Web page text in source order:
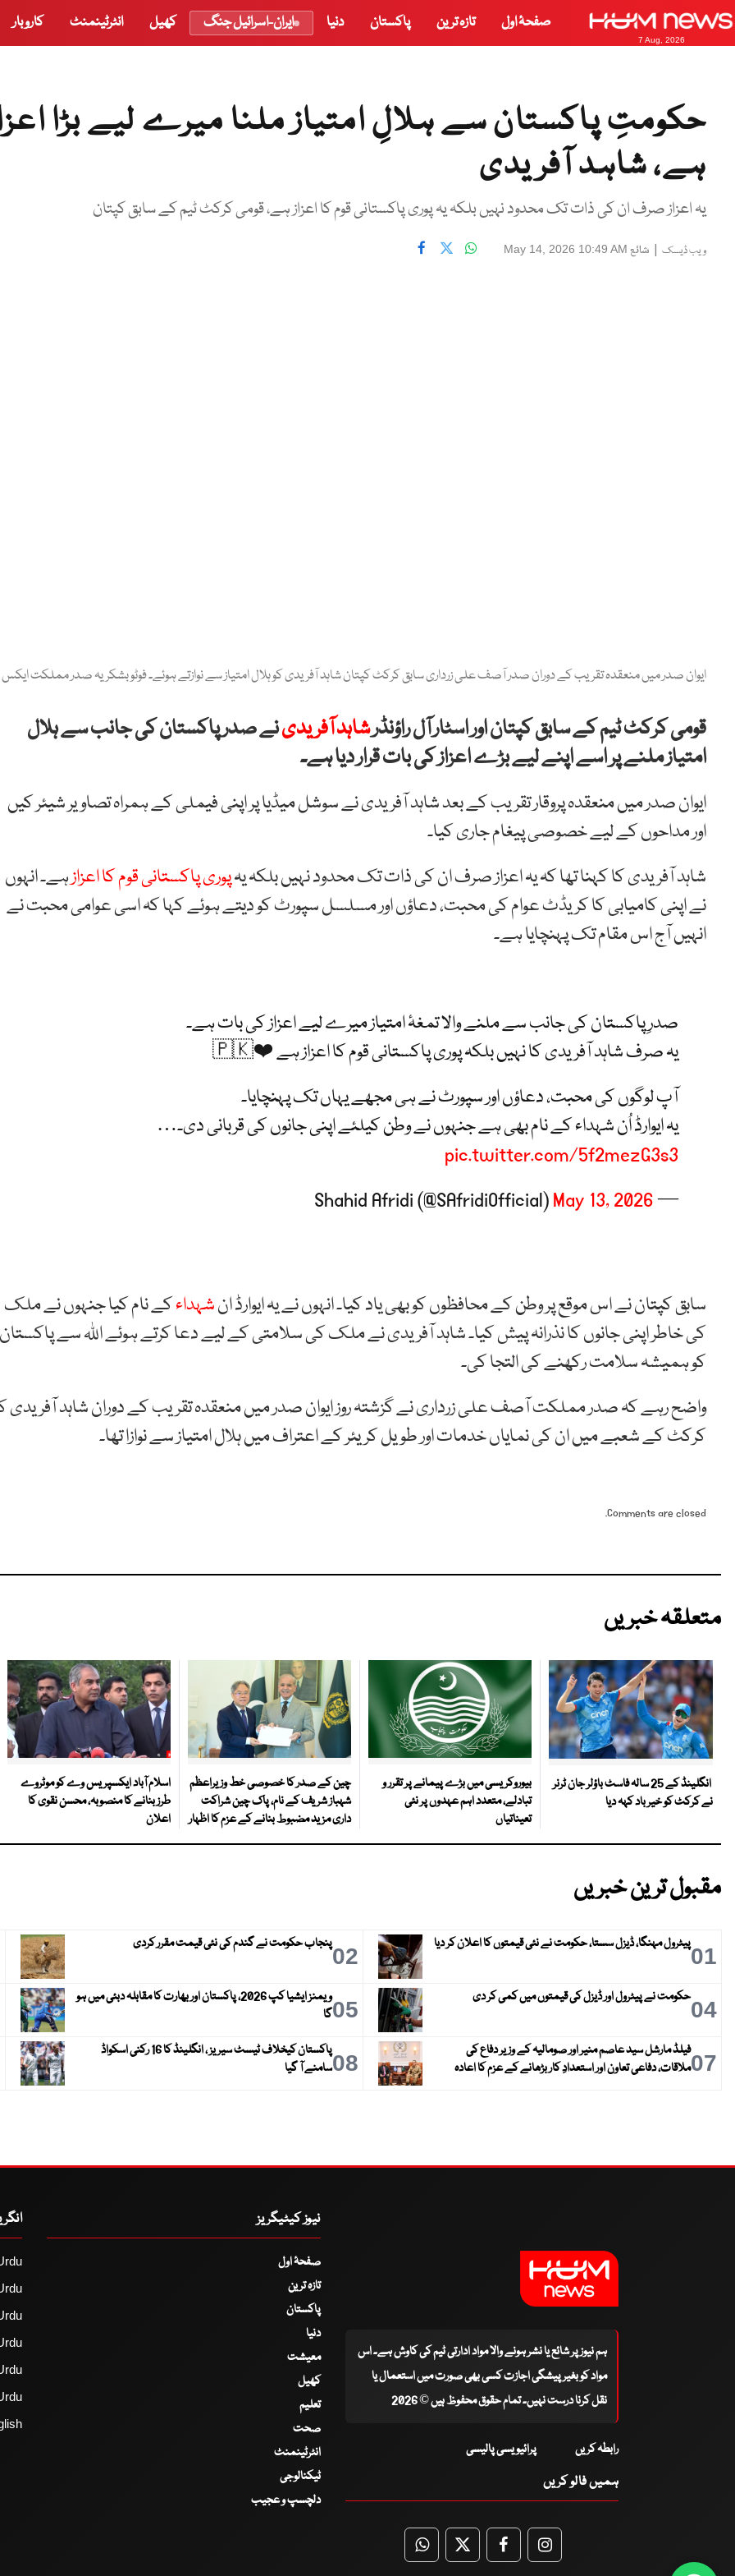
7 Aug, 2026
صفحۂ اول تازہ ترین پاکستان دنیا ایران-اسرائیل جنگ کھیل انٹرٹینمنٹ کاروبار
حکومتِ پاکستان سے ہلالِ امتیاز ملنا میرے لیے بڑا
ہے، شاہد آفریدی
یہ اعزاز صرف ان کی ذات تک محدود نہیں بلکہ یہ پوری پاکستانی قوم کا اعزاز ہے، قومی کرکٹ ٹیم کے سابق کپتان
ویب ڈیسک | شائع May 14, 2026 10:49 AM
ایوان صدر میں منعقدہ تقریب کے دوران صدر آصف علی زرداری سابق کرکٹ کپتان شاہد آفریدی کو ہلال امتیاز سے نوازتے ہوئے۔ فوٹو بشکریہ صدر مملکت ایکس
قومی کرکٹ ٹیم کے سابق کپتان اور اسٹار آل راؤنڈرشاہد آفریدینے صدر پاکستان کی جانب سے ہلال
امتیاز ملنے پر اسے اپنے لیے بڑے اعزاز کی بات قرار دیا ہے۔
ایوان صدر میں منعقدہ پروقار تقریب کے بعد شاہد آفریدی نے سوشل میڈیا پر اپنی فیملی کے ہمراہ تصاویر شیئر کیں
اور مداحوں کے لیے خصوصی پیغام جاری کیا۔
شاہد آفریدی کا کہنا تھا کہ یہ اعزاز صرف ان کی ذات تک محدود نہیں بلکہ یہپوری پاکستانی قوم کا اعزازہے۔ انہوں
نے اپنی کامیابی کا کریڈٹ عوام کی محبت، دعاؤں اور مسلسل سپورٹ کو دیتے ہوئے کہا کہ اسی عوامی محبت نے
انہیں آج اس مقام تک پہنچایا ہے۔
صدرِ پاکستان کی جانب سے ملنے والا تمغۂ امتیاز میرے لیے اعزاز کی بات ہے۔
یہ صرف شاہد آفریدی کا نہیں بلکہ پوری پاکستانی قوم کا اعزاز ہے ❤️🇵🇰
آپ لوگوں کی محبت، دعاؤں اور سپورٹ نے ہی مجھے یہاں تک پہنچایا۔
یہ ایوارڈ اُن شہداء کے نام بھی ہے جنہوں نے وطن کیلئے اپنی جانوں کی قربانی دی۔…
pic.twitter.com/5f2mezG3s3
— Shahid Afridi (@SAfridiOfficial)
May 13, 2026
سابق کپتان نے اس موقع پر وطن کے محافظوں کو بھی یاد کیا۔ انہوں نے یہ ایوارڈ انشہداءکے نام کیا جنہوں نے ملک
کی خاطر اپنی جانوں کا نذرانہ پیش کیا۔ شاہد آفریدی نے ملک کی سلامتی کے لیے دعا کرتے ہوئے اللہ سے پاکستان
کو ہمیشہ سلامت رکھنے کی التجا کی۔
واضح رہے کہ صدر مملکت آصف علی زرداری نے گزشتہ روز ایوان صدر میں منعقدہ تقریب کے دوران شاہد آفریدی
کرکٹ کے شعبے میں ان کی نمایاں خدمات اور طویل کریئر کے اعتراف میں ہلال امتیاز سے نوازا تھا۔
Comments are closed.
متعلقہ خبریں
انگلینڈ کے 25 سالہ فاسٹ باؤلر جان ٹرنر
نے کرکٹ کو خیر باد کہہ دیا
بیوروکریسی میں بڑے پیمانے پر تقرر و
تبادلے، متعدد اہم عہدوں پر نئی
تعیناتیاں
چین کے صدر کا خصوصی خط وزیراعظم
شہباز شریف کے نام، پاک چین شراکت
داری مزید مضبوط بنانے کے عزم کا اظہار
اسلام آباد ایکسپریس وے کو موٹروے
طرز بنانے کا منصوبہ، محسن نقوی کا
اعلان
مقبول ترین خبریں
01پیٹرول مہنگا، ڈیزل سستا، حکومت نے نئی قیمتوں کا اعلان کر دیا 02پنجاب حکومت نے گندم کی نئی قیمت مقرر کردی
04حکومت نے پیٹرول اور ڈیزل کی قیمتوں میں کمی کر دی 05
ویمنز ایشیا کپ 2026، پاکستان اور بھارت کا مقابلہ دبئی میں ہو
گا
07فیلڈ مارشل سید عاصم منیر اور صومالیہ کے وزیر دفاع کی
ملاقات، دفاعی تعاون اور استعدادِ کار بڑھانے کے عزم کا اعادہ
08
پاکستان کیخلاف ٹیسٹ سیریز ، انگلینڈ کا 16 رکنی اسکواڈ
سامنے آ گیا
ہم نیوز پر شائع یا نشر ہونے والا مواد ادارتی ٹیم کی کاوش ہے۔ اس
مواد کو بغیر پیشگی اجازت کسی بھی صورت میں استعمال یا
نقل کرنا درست نہیں۔ تمام حقوق محفوظ ہیں © 2026
رابطہ کریں پرائیویسی پالیسی
ہمیں فالو کریں
WhatsApp
TwitterFacebookFacebook
نیوز کیٹیگریز
صفحۂ اول
تازہ ترین
پاکستان
دنیا
معیشت
کھیل
تعلیم
صحت
انٹرٹینمنٹ
ٹیکنالوجی
دلچسپ و عجیب